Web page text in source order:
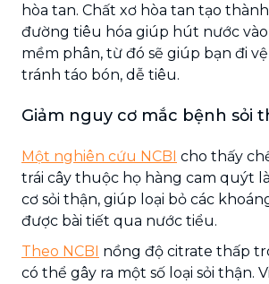
hòa tan. Chất xơ hòa tan tạo
đường tiêu hóa giúp hút nước
mềm phân, từ đó sẽ giúp bạn đi
tránh táo bón, dễ tiêu.
Giảm nguy cơ mắc bệnh sỏi
Một nghiên cứu NCBI cho thấy
trái cây thuộc họ hàng cam quýt
cơ sỏi thận, giúp loại bỏ các
được bài tiết qua nước tiểu.
Theo NCBI nồng độ citrate thấp
có thể gây ra một số loại sỏi thận.